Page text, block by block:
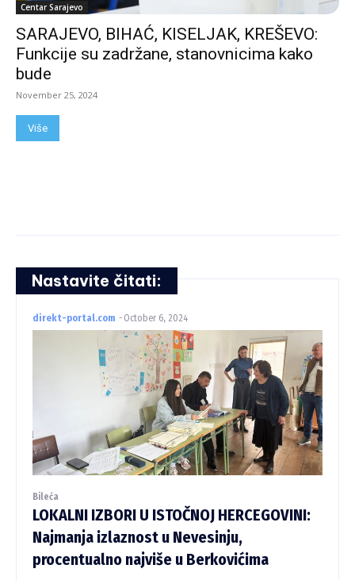
Centar Sarajevo
SARAJEVO, BIHAĆ, KISELJAK, KREŠEVO:
Funkcije su zadržane, stanovnicima kako
bude
November 25, 2024
Više
Nastavite čitati:
direkt-portal.com - October 6, 2024
Bileća
LOKALNI IZBORI U ISTOČNOJ HERCEGOVINI:
Najmanja izlaznost u Nevesinju,
procentualno najviše u Berkovićima